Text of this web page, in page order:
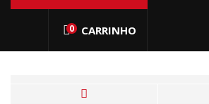
0 CARRINHO